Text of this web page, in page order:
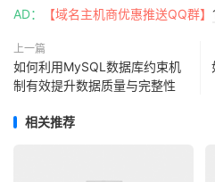
AD： 【域名主机商优惠推送QQ群】
上一篇
如何利用MySQL数据库约束机
制有效提升数据质量与完整性
相关推荐